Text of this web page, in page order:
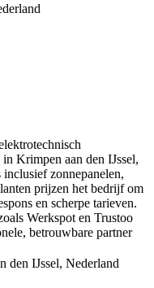
Krimpen aan den IJssel,
inclusief zonnepanelen,
prijzen het bedrijf om
en scherpe tarieven.
Werkspot en Trustoo
betrouwbare partner
den IJssel, Nederland